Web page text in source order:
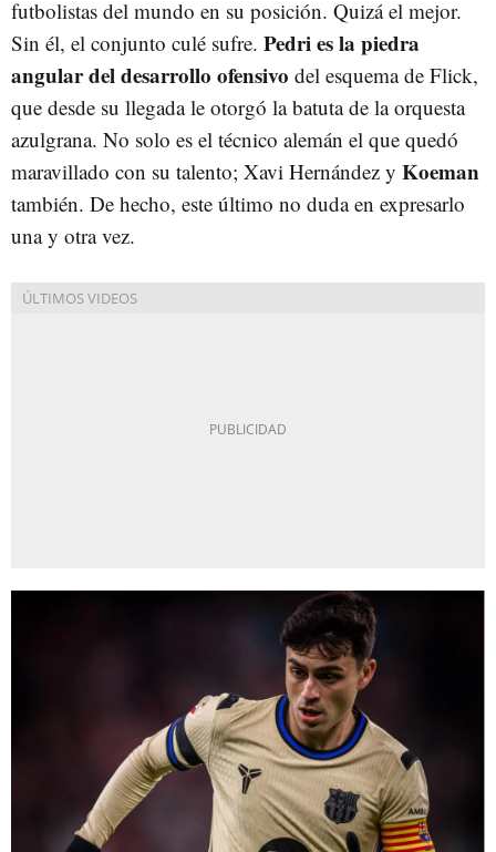
futbolistas del mundo en su posición. Quizá el mejor.
Sin él, el conjunto culé sufre. Pedri es la piedra
angular del desarrollo ofensivo del esquema de Flick,
que desde su llegada le otorgó la batuta de la orquesta
azulgrana. No solo es el técnico alemán el que quedó
maravillado con su talento; Xavi Hernández y Koeman
también. De hecho, este último no duda en expresarlo
una y otra vez.